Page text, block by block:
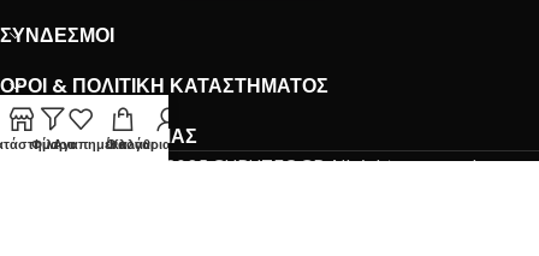
ΣΎΝΔΕΣΜΟΙ
ΌΡΟΙ & ΠΟΛΙΤΙΚΉ ΚΑΤΑΣΤΉΜΑΤΟΣ
ΤΟ NEWSLETTER ΜΑΣ
Copyright © 2025 GURUTEC.GR All rights reserved.
ΦίλτραΑγαπημέναΚαλάθι
Ο λογαριασμός μου